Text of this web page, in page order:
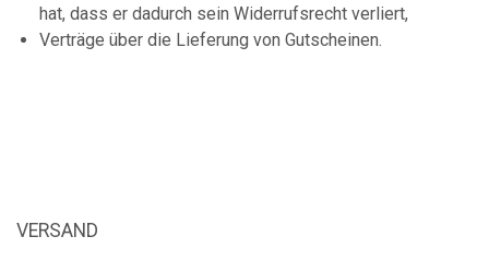
hat, dass er dadurch sein Widerrufsrecht verliert,
Verträge über die Lieferung von Gutscheinen.
VERSAND